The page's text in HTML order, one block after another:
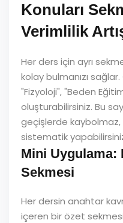
Konuları
Verimlilik
Her ders için ayrı
kolay bulmanızı
"Fizyoloji", "Beden
oluşturabilirsiniz. Bu
geçişlerde kaybolmaz,
sistematik
Mini Uygulama:
Sekmesi
Her dersin anahtar
içeren bir özet sekmesi